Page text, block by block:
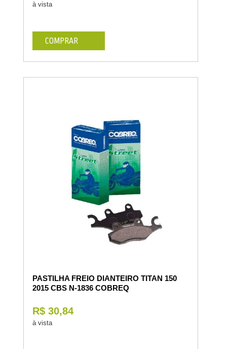
à vista
COMPRAR
PASTILHA FREIO DIANTEIRO TITAN 150
2015 CBS N-1836 COBREQ
R$ 30,84
à vista